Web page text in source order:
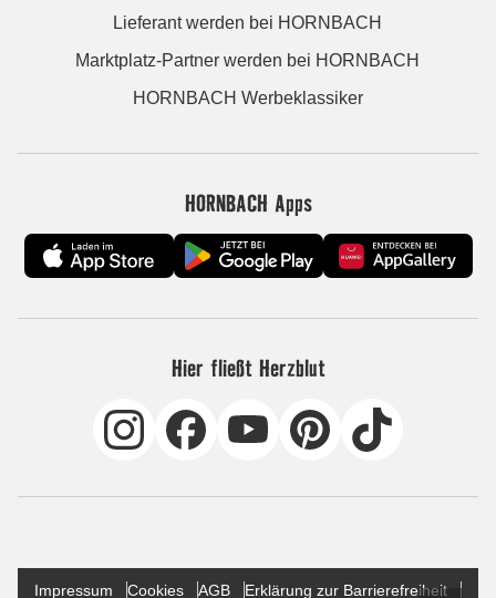
Lieferant werden bei HORNBACH
Marktplatz-Partner werden bei HORNBACH
HORNBACH Werbeklassiker
HORNBACH Apps
Hier fließt Herzblut
Impressum Cookies AGB Erklärung zur Barrierefreiheit